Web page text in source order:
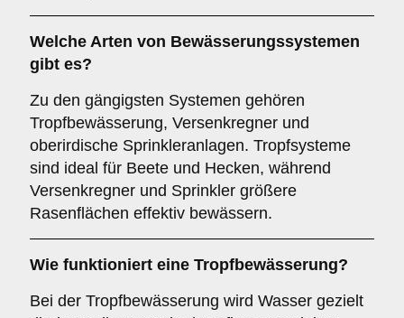
Welche Arten von Bewässerungssystemen
gibt es?
Zu den gängigsten Systemen gehören
Tropfbewässerung, Versenkregner und
oberirdische Sprinkleranlagen. Tropfsysteme
sind ideal für Beete und Hecken, während
Versenkregner und Sprinkler größere
Rasenflächen effektiv bewässern.
Wie funktioniert eine Tropfbewässerung?
Bei der Tropfbewässerung wird Wasser gezielt